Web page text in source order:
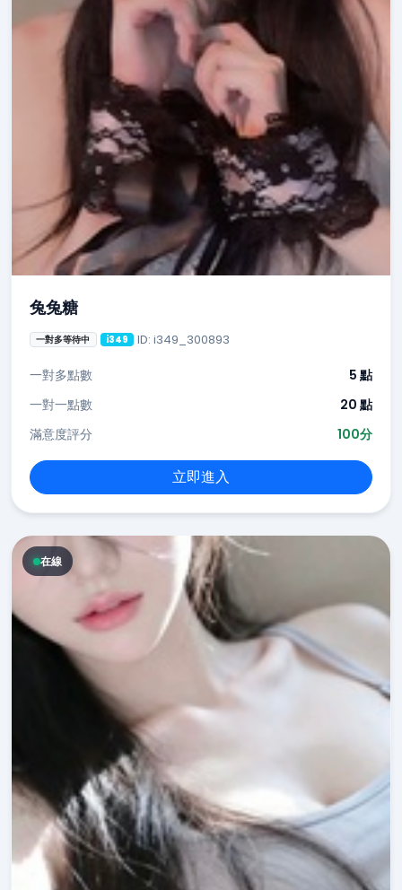
兔兔糖
一對多等待中 i349 ID: i349_300893
一對多點數
5 點
一對一點數
20 點
滿意度評分
100分
立即進入
在線